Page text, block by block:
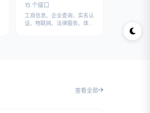
15 个接口
工商信息、企业查询、实名认
证、物联网、法律服务、体育
查看全部